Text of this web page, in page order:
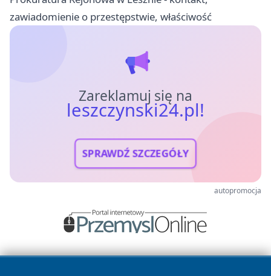
zawiadomienie o przestępstwie, właściwość
Zareklamuj się na
leszczynski24.pl!
SPRAWDŹ SZCZEGÓŁY
autopromocja